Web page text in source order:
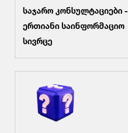
საჯარო კონსულტაციები -
ერთიანი საინფორმაციო
სივრცე